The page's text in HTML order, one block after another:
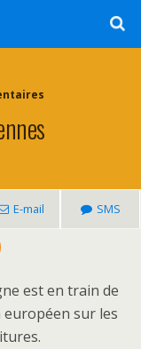
E-mail SMS
est en train de
sur les